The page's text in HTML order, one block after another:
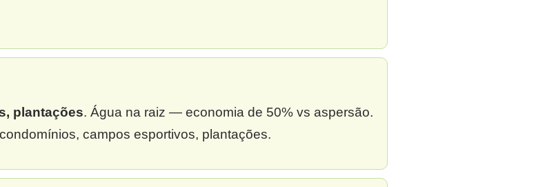
plantações. Água na raiz — economia de 50% vs aspersão.
campos esportivos, plantações.